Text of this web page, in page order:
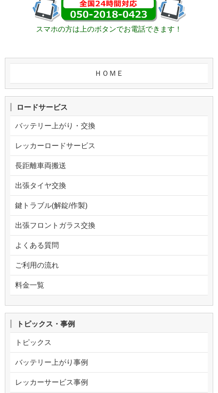
スマホの方は上のボタンでお電話できます！
ＨＯＭＥ
ロードサービス
バッテリー上がり・交換
レッカーロードサービス
長距離車両搬送
出張タイヤ交換
鍵トラブル(解錠/作製)
出張フロントガラス交換
よくある質問
ご利用の流れ
料金一覧
トピックス・事例
トピックス
バッテリー上がり事例
レッカーサービス事例